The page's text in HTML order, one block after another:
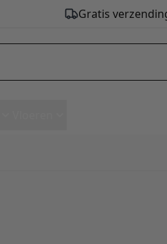
Gratis